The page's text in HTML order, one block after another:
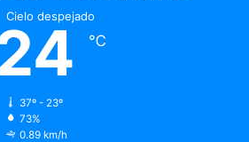
Cielo despejado
℃
37º - 23º
73%
0.89 km/h